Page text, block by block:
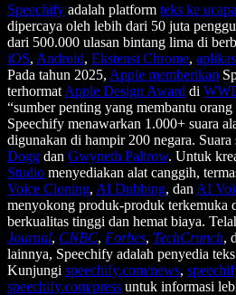
Speechify adalah platform teks ke
dipercaya oleh lebih dari 50 juta
dari 500.000 ulasan bintang lima di
iOS, Android, Ekstensi Chrome,
Pada tahun 2025, Apple memberikan
terhormat Apple Design Award di
“sumber penting yang membantu
Speechify menawarkan 1.000+ suara
digunakan di hampir 200 negara. Suara
Dogg dan Gwyneth Paltrow. Untuk
Studio menyediakan alat canggih,
Voice Cloning, AI Dubbing, dan AI
menyokong produk-produk terkemuka
berkualitas tinggi dan hemat biaya.
Journal, CNBC, Forbes, TechCrunch,
lainnya, Speechify adalah penyedia
Kunjungi speechify.com/news,
speechify.com/press untuk informasi